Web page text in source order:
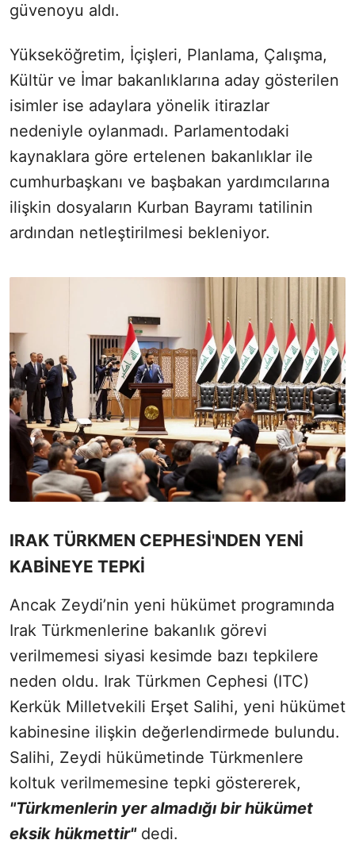
güvenoyu aldı.
Yükseköğretim, İçişleri, Planlama, Çalışma,
Kültür ve İmar bakanlıklarına aday gösterilen
isimler ise adaylara yönelik itirazlar
nedeniyle oylanmadı. Parlamentodaki
kaynaklara göre ertelenen bakanlıklar ile
cumhurbaşkanı ve başbakan yardımcılarına
ilişkin dosyaların Kurban Bayramı tatilinin
ardından netleştirilmesi bekleniyor.
IRAK TÜRKMEN CEPHESİ'NDEN YENİ
KABİNEYE TEPKİ
Ancak Zeydi’nin yeni hükümet programında
Irak Türkmenlerine bakanlık görevi
verilmemesi siyasi kesimde bazı tepkilere
neden oldu. Irak Türkmen Cephesi (ITC)
Kerkük Milletvekili Erşet Salihi, yeni hükümet
kabinesine ilişkin değerlendirmede bulundu.
Salihi, Zeydi hükümetinde Türkmenlere
koltuk verilmemesine tepki göstererek,
"Türkmenlerin yer almadığı bir hükümet
eksik hükmettir"dedi.